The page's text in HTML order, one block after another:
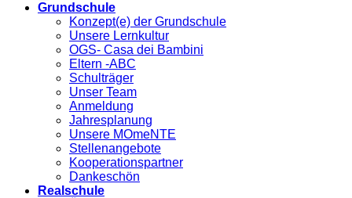
Grundschule
Konzept(e) der Grundschule
Unsere Lernkultur
OGS- Casa dei Bambini
Eltern -ABC
Schulträger
Unser Team
Anmeldung
Jahresplanung
Unsere MOmeNTE
Stellenangebote
Kooperationspartner
Dankeschön
Realschule